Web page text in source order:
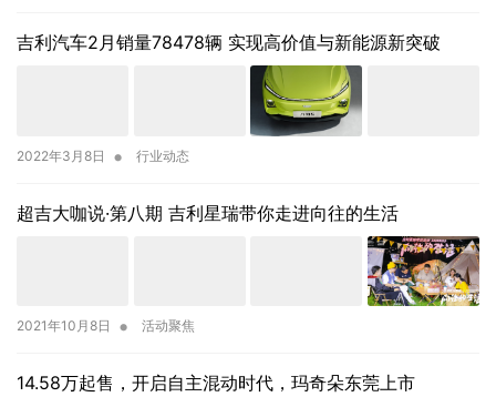
吉利汽车2月销量78478辆 实现高价值与新能源新突破
2022年3月8日 • 行业动态
超吉大咖说·第八期 吉利星瑞带你走进向往的生活
2021年10月8日 • 活动聚焦
14.58万起售，开启自主混动时代，玛奇朵东莞上市